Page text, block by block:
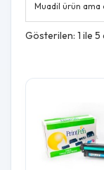
Muadil ürün ama
Gösterilen: 1 ile 5